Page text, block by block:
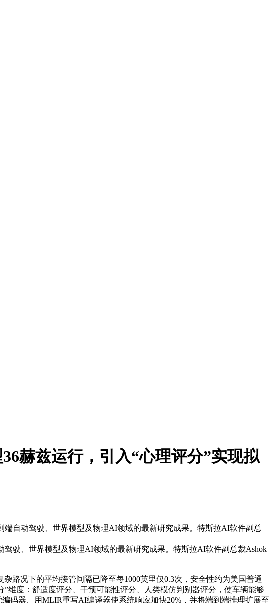
赫兹运行，引入“心理评分”实现拟
自动驾驶、世界模型及物理AI领域的最新研究成果。特斯拉AI软件副总
驶、世界模型及物理AI领域的最新研究成果。特斯拉AI软件副总裁Ashok
路况下的平均接管间隔已降至每1000英里仅0.3次，安全性约为美国普通
维度：舒适度评分、干预可能性评分、人类模仿判别器评分，使车辆能够
码器、用MLIR重写AI编译器使系统响应加快20%，并将端到端推理扩展至